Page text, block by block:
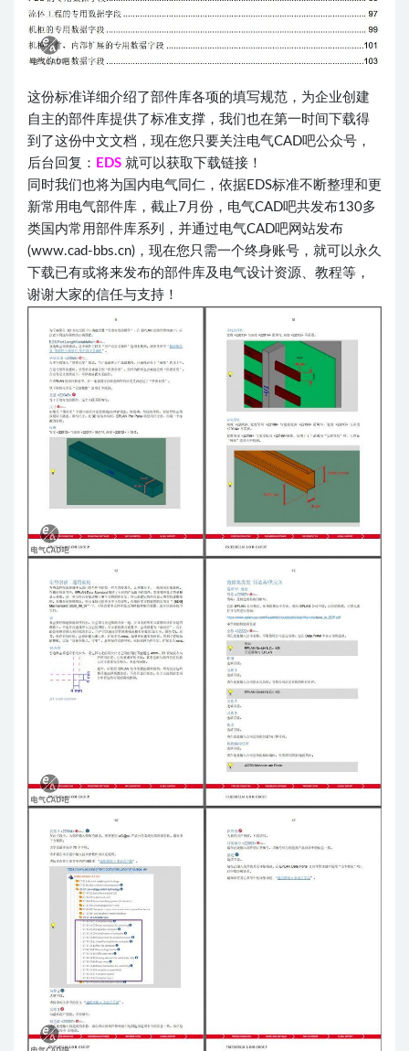
这份标准详细介绍了部件库各项的填写规范，为企业创建
自主的部件库提供了标准支撑，我们也在第一时间下载得
到了这份中文文档，现在您只要关注电气CAD吧公众号，
后台回复： EDS 就可以获取下载链接！
同时我们也将为国内电气同仁，依据EDS标准不断整理和更
新常用电气部件库，截止7月份，电气CAD吧共发布130多
类国内常用部件库系列，并通过电气CAD吧网站发布
(www.cad-bbs.cn)，现在您只需一个终身账号，就可以永久
下载已有或将来发布的部件库及电气设计资源、教程等，
谢谢大家的信任与支持！